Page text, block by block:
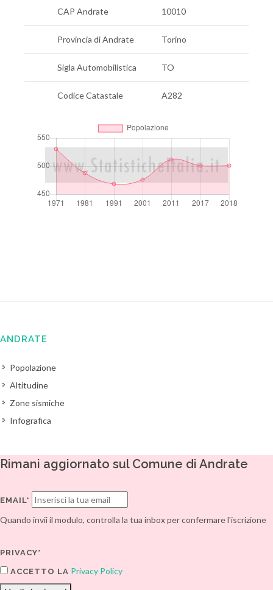
CAP Andrate 10010
Provincia di Andrate Torino
Sigla Automobilistica TO
Codice Catastale A282
ANDRATE
Popolazione
Altitudine
Zone sismiche
Infografica
Rimani aggiornato sul Comune di Andrate
EMAIL*
Quando invii il modulo, controlla la tua inbox per confermare l'iscrizione
PRIVACY*
ACCETTO LA Privacy Policy